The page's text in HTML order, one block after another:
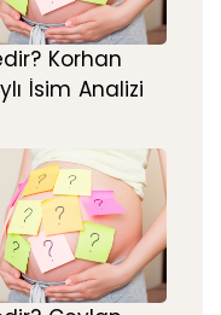
Korhan
İsim Analizi